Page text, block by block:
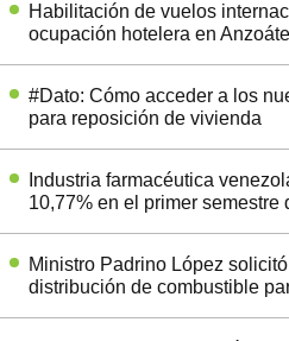
Habilitación de vuelos
ocupación hotelera en
#Dato: Cómo acceder a los
para reposición de vivienda
Industria farmacéutica
10,77% en el primer semestre
Ministro Padrino López
distribución de combustible